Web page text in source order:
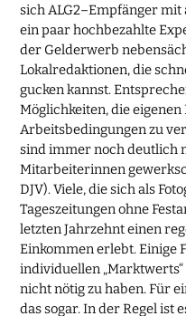
sich ALG2–Empfänger
ein paar hochbezahlte
der Gelderwerb
Lokalredaktionen, die
gucken kannst.
Möglichkeiten, die
Arbeitsbedingungen zu
sind immer noch deutlich
Mitarbeiterinnen
DJV). Viele, die sich als
Tageszeitungen ohne
letzten Jahrzehnt einen
Einkommen erlebt. Einige
individuellen
nicht nötig zu haben. Für
das sogar. In der Regel ist